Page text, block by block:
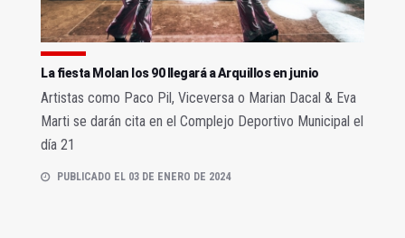
La fiesta Molan los 90 llegará a Arquillos en junio
Artistas como Paco Pil, Viceversa o Marian Dacal & Eva
Marti se darán cita en el Complejo Deportivo Municipal el
día 21
PUBLICADO EL 03 DE ENERO DE 2024